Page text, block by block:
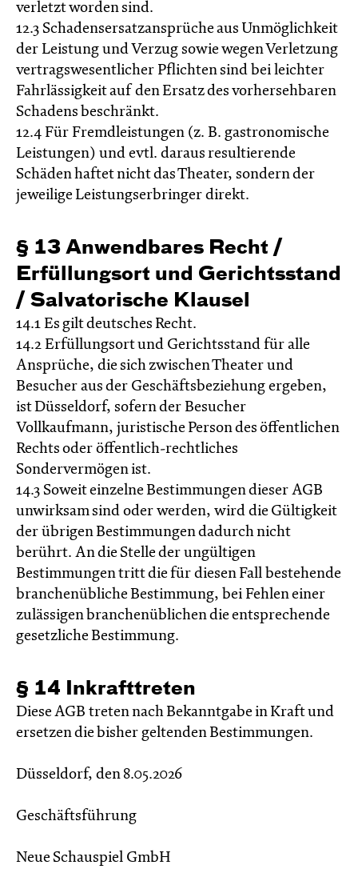
verletzt worden sind.
12.3 Schadensersatzansprüche aus Unmöglichkeit
der Leistung und Verzug sowie wegen Verletzung
vertragswesentlicher Pflichten sind bei leichter
Fahrlässigkeit auf den Ersatz des vorhersehbaren
Schadens beschränkt.
12.4 Für Fremdleistungen (z. B. gastronomische
Leistungen) und evtl. daraus resultierende
Schäden haftet nicht das Theater, sondern der
jeweilige Leistungserbringer direkt.
§ 13 Anwendbares Recht /
Erfüllungs­ort und Gerichts­stand
/ Salvatorische Klausel
14.1 Es gilt deutsches Recht.
14.2 Erfüllungsort und Gerichtsstand für alle
Ansprüche, die sich zwischen Theater und
Besucher aus der Geschäftsbeziehung ergeben,
ist Düsseldorf, sofern der Besucher
Vollkaufmann, juristische Person des öffentlichen
Rechts oder öffentlich-rechtliches
Sondervermögen ist.
14.3 Soweit einzelne Bestimmungen dieser AGB
unwirksam sind oder werden, wird die Gültigkeit
der übrigen Bestimmungen dadurch nicht
berührt. An die Stelle der ungültigen
Bestimmungen tritt die für diesen Fall bestehende
branchenübliche Bestimmung, bei Fehlen einer
zulässigen branchenüblichen die entsprechende
gesetzliche Bestimmung.
§ 14 Inkrafttreten
Diese AGB treten nach Bekanntgabe in Kraft und
ersetzen die bisher geltenden Bestimmungen.
Düsseldorf, den 8.05.2026
Geschäftsführung
Neue Schauspiel GmbH